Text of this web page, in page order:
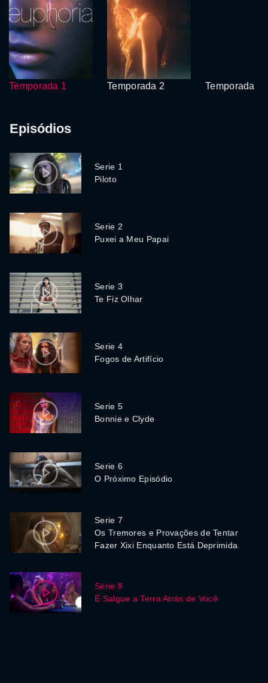
Temporada 1 Temporada 2 Temporada 3
Episódios
Serie 1
Piloto
Serie 2
Puxei a Meu Papai
Serie 3
Te Fiz Olhar
Serie 4
Fogos de Artifício
Serie 5
Bonnie e Clyde
Serie 6
O Próximo Episódio
Serie 7
Os Tremores e Provações de Tentar
Fazer Xixi Enquanto Está Deprimida
Serie 8
E Salgue a Terra Atrás de Você